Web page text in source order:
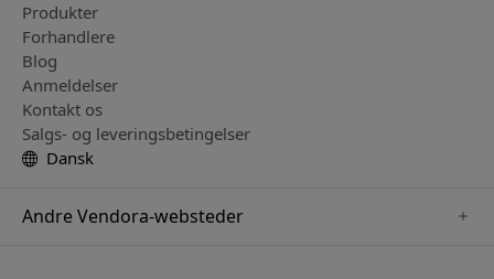
Produkter
Forhandlere
Blog
Anmeldelser
Kontakt os
Salgs- og leveringsbetingelser
Dansk
Andre Vendora-websteder